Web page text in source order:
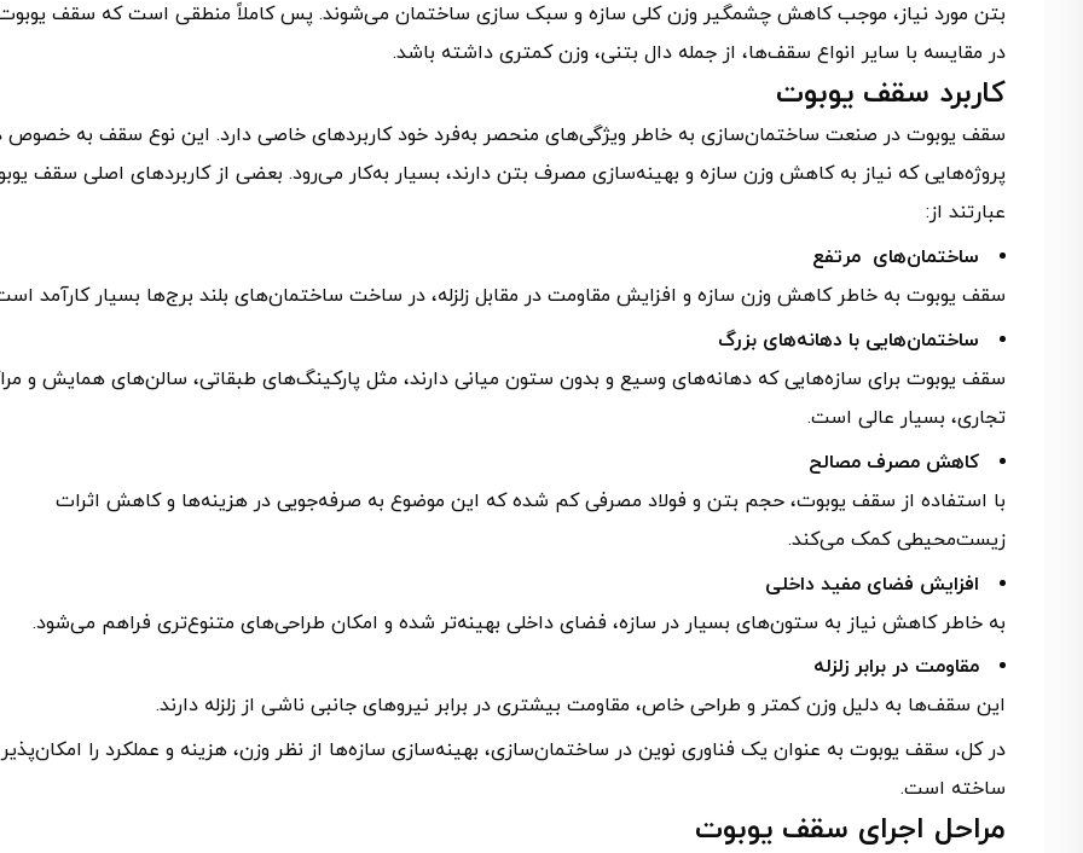
بتن مورد نیاز، موجب کاهش چشمگیر وزن کلی سازه و سبک سازی ساختمان می‌شوند. پس کاملاً منطقی است که سقف
در مقایسه با سایر انواع سقف‌ها، از جمله دال بتنی، وزن کمتری داشته باشد.
کاربرد سقف یوبوت
سقف یوبوت در صنعت ساختمان‌سازی به خاطر ویژگی‌های منحصر به‌فرد خود کاربردهای خاصی دارد. این نوع سقف به خصوص
پروژه‌هایی که نیاز به کاهش وزن سازه و بهینه‌سازی مصرف بتن دارند، بسیار به‌کار می‌رود. بعضی از کاربردهای اصلی سقف
عبارتند از:
ساختمان‌های مرتفع
سقف یوبوت به خاطر کاهش وزن سازه و افزایش مقاومت در مقابل زلزله، در ساخت ساختمان‌های بلند برج‌ها بسیار کارآمد
ساختمان‌هایی با دهانه‌های بزرگ
سقف یوبوت برای سازه‌هایی که دهانه‌های وسیع و بدون ستون میانی دارند، مثل پارکینگ‌های طبقاتی، سالن‌های همایش و
تجاری، بسیار عالی است.
کاهش مصرف مصالح
با استفاده از سقف یوبوت، حجم بتن و فولاد مصرفی کم شده که این موضوع به صرفه‌جویی در هزینه‌ها و کاهش اثرات
زیست‌محیطی کمک می‌کند.
افزایش فضای مفید داخلی
به خاطر کاهش نیاز به ستون‌های بسیار در سازه، فضای داخلی بهینه‌تر شده و امکان طراحی‌های متنوع‌تری فراهم می‌شود.
مقاومت در برابر زلزله
این سقف‌ها به دلیل وزن کمتر و طراحی خاص، مقاومت بیشتری در برابر نیروهای جانبی ناشی از زلزله دارند.
در کل، سقف یوبوت به عنوان یک فناوری نوین در ساختمان‌سازی، بهینه‌سازی سازه‌ها از نظر وزن، هزینه و عملکرد را امکان‌پذیر
ساخته است.
مراحل اجرای سقف یوبوت